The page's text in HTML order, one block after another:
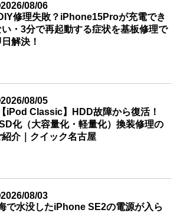
2026/08/06
修理失敗？iPhone15Proが充電でき
い・3分で再起動する症状を基板修理で
日解決！
2026/08/05
【iPod Classic】HDD故障から復活！
化（大容量化・軽量化）換装修理の
紹介｜クイック名古屋
2026/08/03
で水没したiPhone SE2の電源が入ら